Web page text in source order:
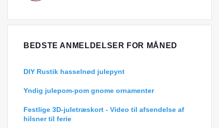
BEDSTE ANMELDELSER FOR MÅNED
DIY Rustik hasselnød julepynt
Yndig julepom-pom gnome ornamenter
Festlige 3D-juletræskort - Video til afsendelse af
hilsner til ferie